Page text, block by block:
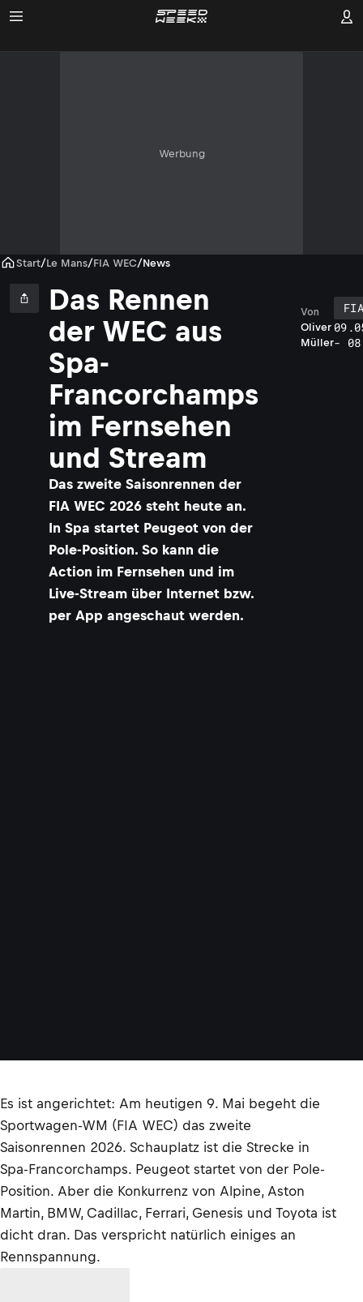
Werbung
Start/Le Mans/FIA WEC/News
Das Rennen
der WEC aus
Spa-
Francorchamps
im Fernsehen
und Stream
Das zweite Saisonrennen der
FIA WEC 2026 steht heute an.
In Spa startet Peugeot von der
Pole-Position. So kann die
Action im Fernsehen und im
Live-Stream über Internet bzw.
per App angeschaut werden.
Oliver
Müller
Von
-
Es ist angerichtet: Am heutigen 9. Mai begeht die
Sportwagen-WM (FIA WEC) das zweite
Saisonrennen 2026. Schauplatz ist die Strecke in
Spa-Francorchamps. Peugeot startet von der Pole-
Position. Aber die Konkurrenz von Alpine, Aston
Martin, BMW, Cadillac, Ferrari, Genesis und Toyota ist
dicht dran. Das verspricht natürlich einiges an
Rennspannung.